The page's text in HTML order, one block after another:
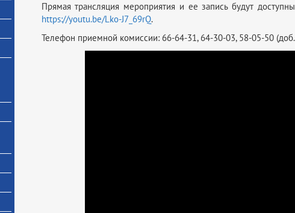
Прямая трансляция мероприятия и ее запись будут доступны
https://youtu.be/Lko-J7_69rQ.
Телефон приемной комиссии: 66-64-31, 64-30-03, 58-05-50